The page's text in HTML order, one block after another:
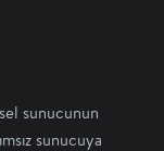
sunucunun
sunucuya